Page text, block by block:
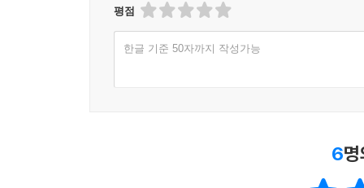
평점
한글 기준 50자까지 작성가능
6